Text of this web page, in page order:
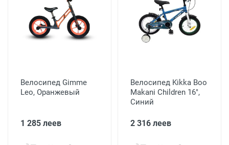
Велосипед Gimme
Leo, Оранжевый
1 285 леев
Велосипед Kikka Boo
Makani Children 16",
Синий
2 316 леев